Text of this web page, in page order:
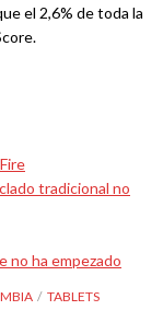
el 2,6% de toda la
tradicional no
no ha empezado
TABLETS